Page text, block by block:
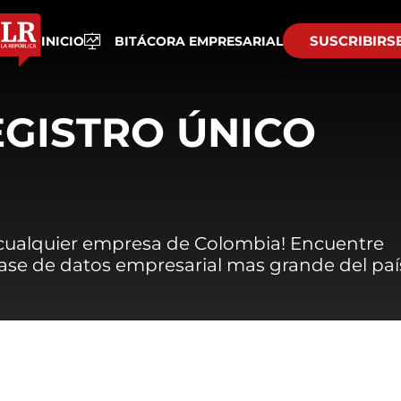
INICIO BITÁCORA EMPRESARIAL
ÚNICO
empresa de Colombia! Encuentre
de datos empresarial mas grande del